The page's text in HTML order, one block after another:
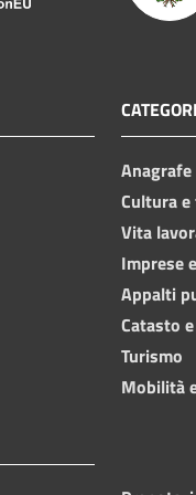
Cultura
Vita
Imprese
Appalti
Catasto
Turismo
Mobilità